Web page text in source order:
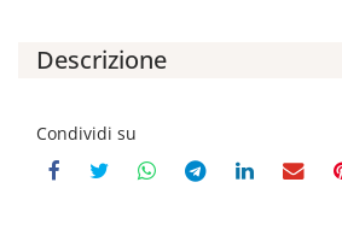
Descrizione
Condividi su